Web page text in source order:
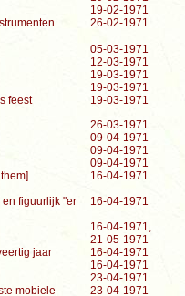
19-02-1971
26-02-1971
05-03-1971
12-03-1971
19-03-1971
19-03-1971
feest
19-03-1971
26-03-1971
09-04-1971
09-04-1971
09-04-1971
16-04-1971
figuurlijk "er
16-04-1971
16-04-1971,
21-05-1971
jaar
16-04-1971
16-04-1971
23-04-1971
mobiele
23-04-1971